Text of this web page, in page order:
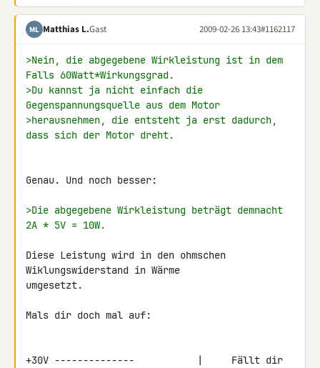
ML Matthias L.Gast 2009-02-26 13:43#1162117
>Nein, die abgegebene Wirkleistung ist in dem
Falls 60Watt*Wirkungsgrad.
>Du kannst ja nicht einfach die
Gegenspannungsquelle aus dem Motor
>herausnehmen, die entsteht ja erst dadurch,
dass sich der Motor dreht.
Genau. Und noch besser:
>Die abgegebene Wirkleistung beträgt demnacht
2A * 5V = 10W.
Diese Leistung wird in den ohmschen
Wiklungswiderstand in Wärme
umgesetzt.
Mals dir doch mal auf:
+30V --------------           |     Fällt dir